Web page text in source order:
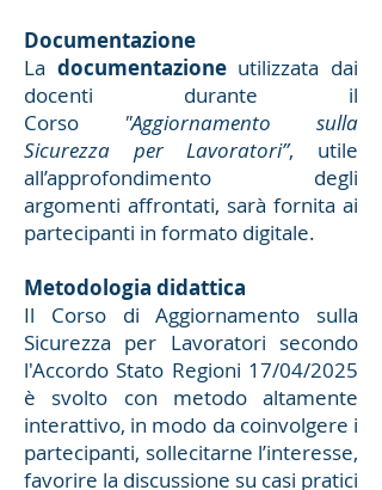
Documentazione
La documentazioneutilizzata dai
docenti durante il
Corso "Aggiornamento sulla
Sicurezza per Lavoratori”, utile
all’approfondimento degli
argomenti affrontati, sarà fornita ai
partecipanti in formato digitale.
Metodologia didattica
Il Corso di Aggiornamento sulla
Sicurezza per Lavoratori secondo
l'Accordo Stato Regioni 17/04/2025
è svolto con metodo altamente
interattivo, in modo da coinvolgere i
partecipanti, sollecitarne l’interesse,
favorire la discussione su casi pratici